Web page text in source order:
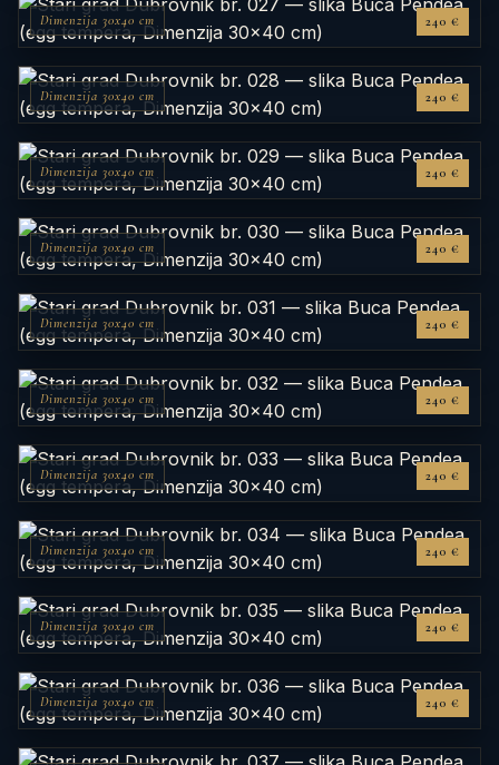
Dimenzija 30x40 cm 240 €
Dimenzija 30x40 cm 240 €
Dimenzija 30x40 cm 240 €
Dimenzija 30x40 cm 240 €
Dimenzija 30x40 cm 240 €
Dimenzija 30x40 cm 240 €
Dimenzija 30x40 cm 240 €
Dimenzija 30x40 cm 240 €
Dimenzija 30x40 cm 240 €
Dimenzija 30x40 cm 240 €